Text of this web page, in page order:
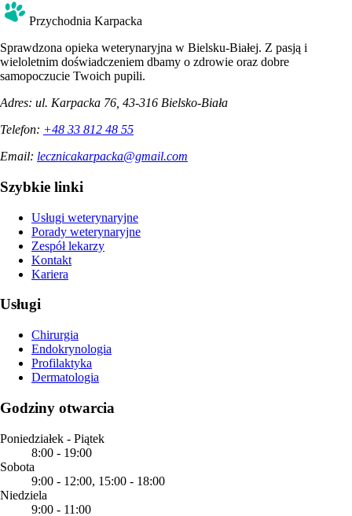
Przychodnia Karpacka
Sprawdzona opieka weterynaryjna w Bielsku-Białej. Z pasją i
wieloletnim doświadczeniem dbamy o zdrowie oraz dobre
samopoczucie Twoich pupili.
Adres: ul. Karpacka 76, 43-316 Bielsko-Biała
Telefon: +48 33 812 48 55
Email: lecznicakarpacka@gmail.com
Szybkie linki
Usługi weterynaryjne
Porady weterynaryjne
Zespół lekarzy
Kontakt
Kariera
Usługi
Chirurgia
Endokrynologia
Profilaktyka
Dermatologia
Godziny otwarcia
Poniedziałek - Piątek
8:00 - 19:00
Sobota
9:00 - 12:00, 15:00 - 18:00
Niedziela
9:00 - 11:00